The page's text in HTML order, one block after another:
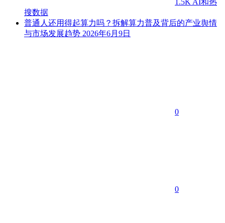
搜数据
普通人还用得起算力吗？拆解算力普及背后的产业舆情
与市场发展趋势 2026年6月9日
0
0